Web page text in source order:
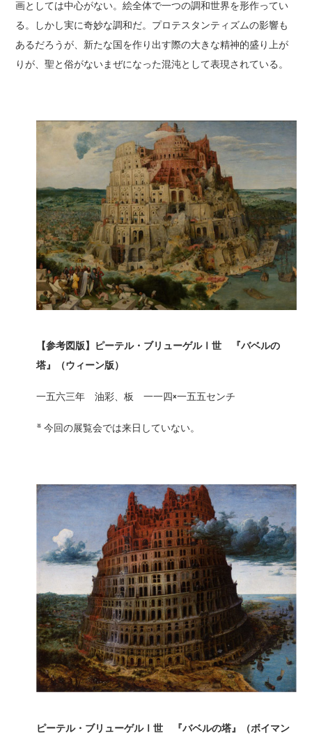
画としては中心がない。絵全体で一つの調和世界を形作ってい
る。しかし実に奇妙な調和だ。プロテスタンティズムの影響も
あるだろうが、新たな国を作り出す際の大きな精神的盛り上が
りが、聖と俗がないまぜになった混沌として表現されている。
【参考図版】ピーテル・ブリューゲルⅠ世 『バベルの
塔』（ウィーン版）
一五六三年 油彩、板 一一四×一五五センチ
* 今回の展覧会では来日していない。
ピーテル・ブリューゲルⅠ世 『バベルの塔』（ボイマン